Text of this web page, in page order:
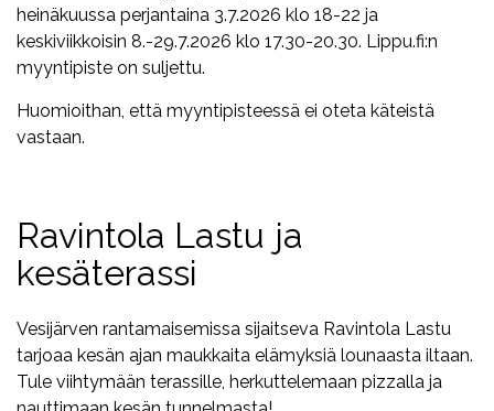
heinäkuussa perjantaina 3.7.2026 klo 18-22 ja
keskiviikkoisin 8.-29.7.2026 klo 17.30-20.30. Lippu.fi:n
myyntipiste on suljettu.
Huomioithan, että myyntipisteessä ei oteta käteistä
vastaan.
Ravintola Lastu ja
kesäterassi
Vesijärven rantamaisemissa sijaitseva Ravintola Lastu
tarjoaa kesän ajan maukkaita elämyksiä lounaasta iltaan.
Tule viihtymään terassille, herkuttelemaan pizzalla ja